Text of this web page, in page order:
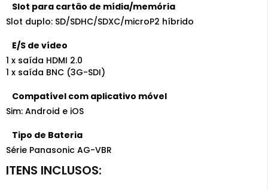
Slot para cartão de mídia/memória
Slot duplo: SD/SDHC/SDXC/microP2 híbrido
E/S de vídeo
1 x saída HDMI 2.0
1 x saída BNC (3G-SDI)
Compatível com aplicativo móvel
Sim: Android e iOS
Tipo de Bateria
Série Panasonic AG-VBR